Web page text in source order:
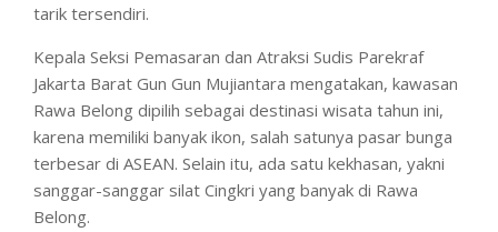
tarik tersendiri.
Kepala Seksi Pemasaran dan Atraksi Sudis Parekraf
Jakarta Barat Gun Gun Mujiantara mengatakan, kawasan
Rawa Belong dipilih sebagai destinasi wisata tahun ini,
karena memiliki banyak ikon, salah satunya pasar bunga
terbesar di ASEAN. Selain itu, ada satu kekhasan, yakni
sanggar-sanggar silat Cingkri yang banyak di Rawa
Belong.